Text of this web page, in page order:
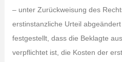
– unter Zurückweisung des
erstinstanzliche Urteil
festgestellt, dass die Beklagte
verpflichtet ist, die Kosten der